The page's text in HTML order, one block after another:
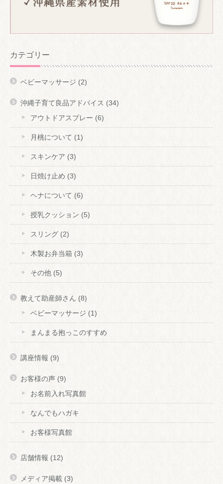
カテゴリー
ベビーマッサージ (2)
沖縄子育て良品アドバイス (34)
アウトドアスプレー (6)
月桃について (1)
スキンケア (3)
日焼け止め (3)
ヘナについて (6)
授乳クッション (5)
スリング (2)
木製お弁当箱 (3)
その他 (5)
教えて助産師さん (8)
ベビーマッサージ (1)
まんまる抱っこのすすめ
講座情報 (9)
お客様の声 (9)
お名前入れ写真館
なんでもハガキ
お客様写真館
店舗情報 (12)
メディア掲載 (3)